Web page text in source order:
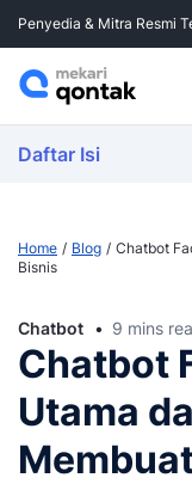
Penyedia & Mitra Resmi
Daftar Isi
Home Blog
Chatbot
Bisnis
Chatbot 9 mins
Chatbot
Utama